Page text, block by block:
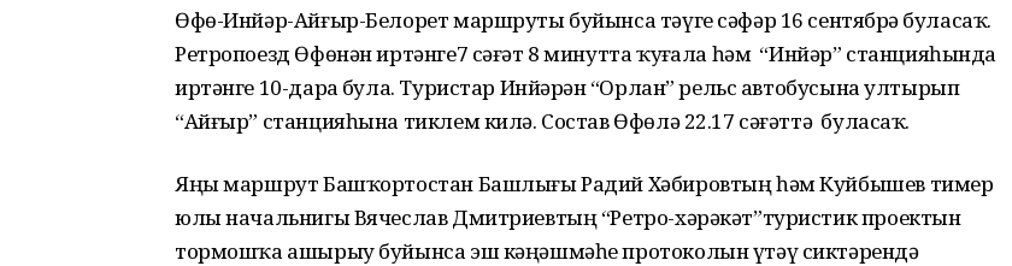
Өфө-Инйәр-Айғыр-Белорет маршруты буйынса тәүге сәфәр 16 сентябрҙә буласаҡ.
Ретропоезд Өфөнән иртәнге7 сәғәт 8 минутта ҡуҙғала һәм “Инйәр” станцияһында
иртәнге 10-дарҙа була. Туристар Инйәрҙән “Орлан” рельс автобусына ултырып
“Айғыр” станцияһына тиклем килә. Состав Өфөлә 22.17 сәғәттә буласаҡ.
Яңы маршрут Башҡортостан Башлығы Радий Хәбировтың һәм Куйбышев тимер
юлы начальнигы Вячеслав Дмитриевтың “Ретро-хәрәкәт”туристик проектын
тормошҡа ашырыу буйынса эш кәңәшмәһе протоколын үтәү сиктәрендә